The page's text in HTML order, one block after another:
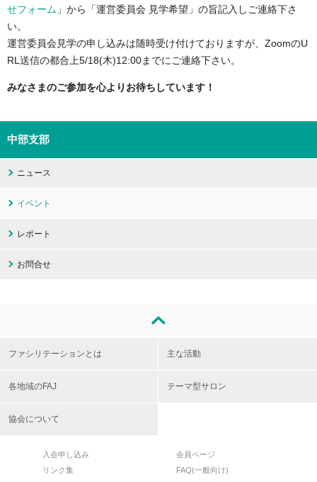
せフォーム 」から「運営委員会 見学希望」の旨記入しご連絡下さ
い。
運営委員会見学の申し込みは随時受け付けておりますが、ZoomのU
RL送信の都合上5/18(木)12:00までにご連絡下さい。
みなさまのご参加を心よりお待ちしています！
中部支部
ニュース
イベント
レポート
お問合せ
ファシリテーションとは 主な活動
各地域のFAJ テーマ型サロン
協会について
入会申し込み
会員ページ
リンク集
FAQ(一般向け)